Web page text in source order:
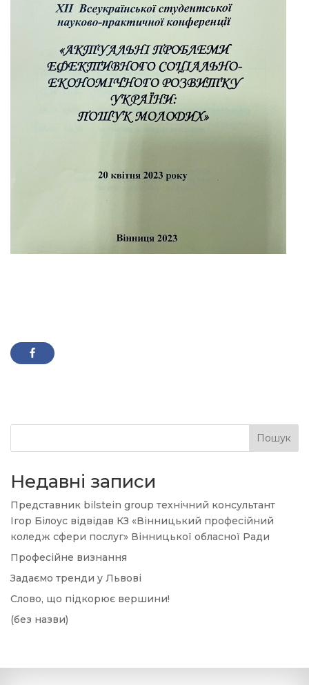
Пошук
Недавні записи
Представник bilstein group технічний консультант
Ігор Білоус відвідав КЗ «Вінницький професійний
коледж сфери послуг» Вінницької обласної Ради
Професійне визнання
Задаємо тренди у Львові
Слово, що підкорює вершини!
(без назви)